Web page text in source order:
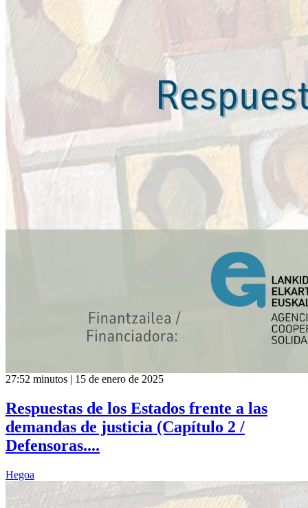
27:52 minutos | 15 de enero de 2025
Respuestas de los Estados frente a las
demandas de justicia (Capítulo 2 /
Defensoras....
Hegoa